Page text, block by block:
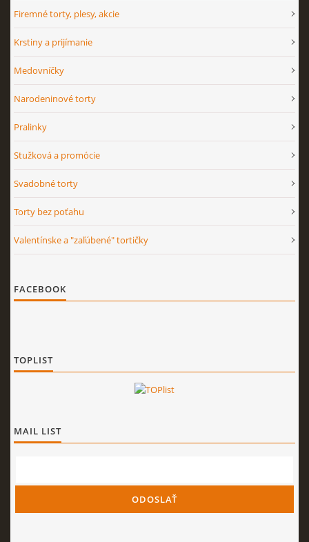
Firemné torty, plesy, akcie
Krstiny a prijímanie
Medovníčky
Narodeninové torty
Pralinky
Stužková a promócie
Svadobné torty
Torty bez poťahu
Valentínske a "zaľúbené" tortičky
FACEBOOK
TOPLIST
MAIL LIST